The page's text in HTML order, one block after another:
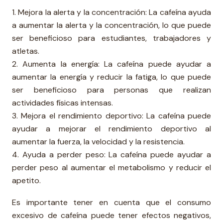
1. Mejora la alerta y la concentración: La cafeína ayuda
a aumentar la alerta y la concentración, lo que puede
ser beneficioso para estudiantes, trabajadores y
atletas.
2. Aumenta la energía: La cafeína puede ayudar a
aumentar la energía y reducir la fatiga, lo que puede
ser beneficioso para personas que realizan
actividades físicas intensas.
3. Mejora el rendimiento deportivo: La cafeína puede
ayudar a mejorar el rendimiento deportivo al
aumentar la fuerza, la velocidad y la resistencia.
4. Ayuda a perder peso: La cafeína puede ayudar a
perder peso al aumentar el metabolismo y reducir el
apetito.
Es importante tener en cuenta que el consumo
excesivo de cafeína puede tener efectos negativos,